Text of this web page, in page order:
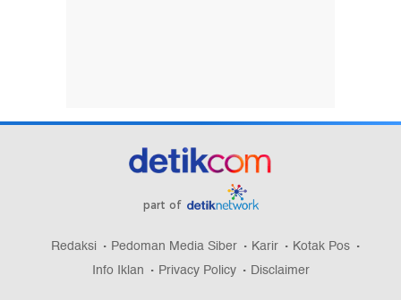
part of
Redaksi Pedoman Media Siber Karir
Kotak Pos
Info Iklan
Privacy Policy Disclaimer